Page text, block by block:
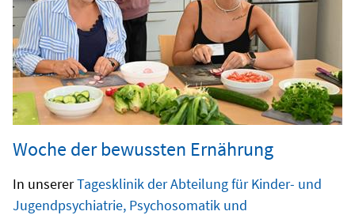
Woche der bewussten Ernährung
In unsererTagesklinik der Abteilung für Kinder- und
Jugendpsychiatrie, Psychosomatik und